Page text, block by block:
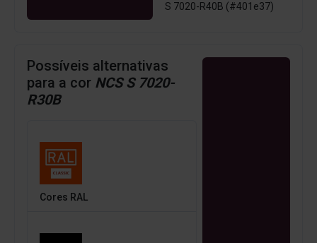
S 7020-R40B (#401e37)
Possíveis alternativas
para a cor NCS S 7020-
R30B
Cores RAL